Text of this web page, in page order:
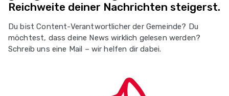
Reichweite deiner Nachrichten steigerst.
Du bist Content-Verantwortlicher der Gemeinde? Du
möchtest, dass deine News wirklich gelesen werden?
Schreib uns eine Mail – wir helfen dir dabei.